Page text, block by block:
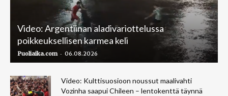
Video: Argentiinan aladivariottelussa
poikkeuksellisen karmea keli
Puoliaika.com - 06.08.2026
Video: Kulttisuosioon noussut maalivahti
Vozinha saapui Chileen – lentokenttä täynnä